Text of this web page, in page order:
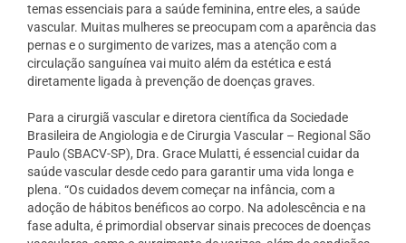
temas essenciais para a saúde feminina, entre eles, a saúde
vascular. Muitas mulheres se preocupam com a aparência das
pernas e o surgimento de varizes, mas a atenção com a
circulação sanguínea vai muito além da estética e está
diretamente ligada à prevenção de doenças graves.
Para a cirurgiã vascular e diretora científica da Sociedade
Brasileira de Angiologia e de Cirurgia Vascular – Regional São
Paulo (SBACV-SP), Dra. Grace Mulatti, é essencial cuidar da
saúde vascular desde cedo para garantir uma vida longa e
plena. “Os cuidados devem começar na infância, com a
adoção de hábitos benéficos ao corpo. Na adolescência e na
fase adulta, é primordial observar sinais precoces de doenças